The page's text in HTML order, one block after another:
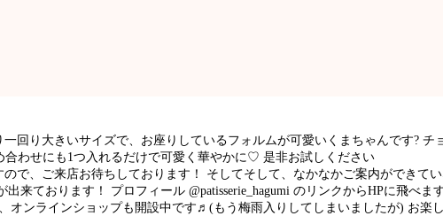
回り大きいサイズで、お座りしているフォルムが可愛いくまちゃんです? チ
わせにも1つ入れるだけで可愛く華やかに♡ 是非お試しください
で、ご来店お待ちしております！ そしてそして、なかなかご案内ができて
来ております！ プロフィール @patisserie_hagumi のリンクからHPに飛べま
オンラインショップも開設中です♬(もう梅雨入りしてしまいましたが) お楽